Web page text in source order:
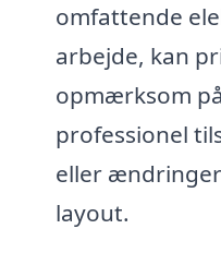
omfattende
arbejde, kan
opmærksom
professionel
eller
layout.